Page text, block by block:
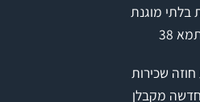
בלתי מוגנת
38
שכירות
מקבלן